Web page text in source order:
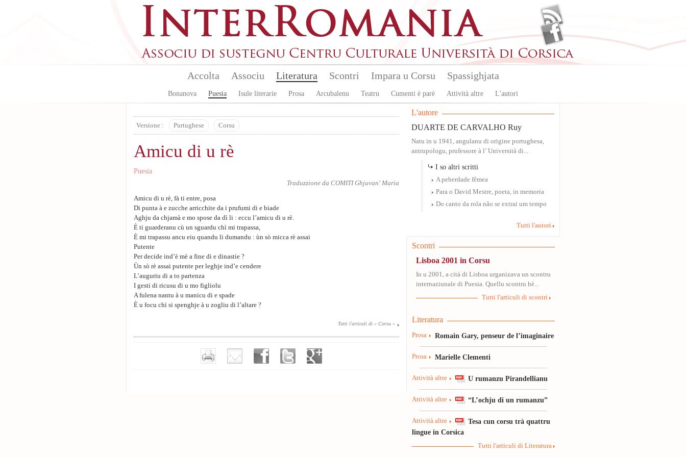
Accolta Associu Literatura
Bonanova Puesia Isule literarie Prosa Arcubalenu Teatru Cumenti è parè Attività altre L'autori
Scontri Impara u Corsu Spassighjata
Versione : Purtughese Corsu
Amicu di u rè
Puesia
Traduzzione da COMITI Ghjuvan' Maria
Amicu di u rè, fà ti entre, posa
Di punta à e zucche arricchite da i prufumi di e biade
Aghju da chjamà e mo spose da dì li : eccu l’amicu di u rè.
È ti guarderanu cù un sguardu chì mi trapassa,
È mi trapassu ancu eiu quandu li dumandu : ùn sò micca rè assai
Putente
Per decide ind’è mè a fine di e dinastie ?
Ùn sò rè assai putente per leghje ind’e cendere
L’auguriu di a to partenza
I gesti di ricusu di u mo figliolu
A fulena nantu à u manicu di e spade
È u focu chì si spenghje à u zogliu di l’altare ?
Tutti l'articuli di « Corsu »
L'autore
DUARTE DE CARVALHO Ruy
Natu in u 1941, angulanu di origine portughesa,
antrupologu, prufessore à l’ Università di...
I so altri scritti
A peberdade fêmea
Para o David Mestre, poeta, in memoria
Do canto da rola não se extrai um tempo
Tutti l'autori
Scontri
Lisboa 2001 in Corsu
In u 2001, a cità di Lisboa urganizava un scontru
internaziunale di Puesia. Quellu scontru hè...
Tutti l'articuli di scontri
Literatura
Prosa Romain Gary, penseur de l’imaginaire
Prosa Marielle Clementi
Attività altre U rumanzu Pirandellianu
Attività altre “L’ochju di un rumanzu”
Attività altre
Tesa cun corsu trà quattru
lingue in Corsica
Tutti l'articuli di Literatura